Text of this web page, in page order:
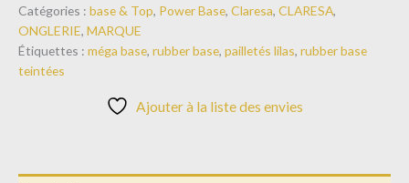
Catégories : base & Top, Power Base, Claresa, CLARESA,
ONGLERIE, MARQUE
Étiquettes : méga base, rubber base, pailletés lilas, rubber base
teintées
Ajouter à la liste des envies